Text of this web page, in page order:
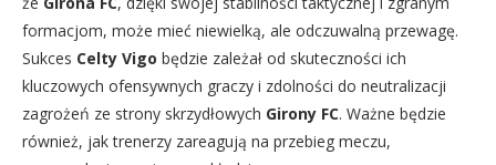
formacjom, może mieć niewielką, ale odczuwalną przewagę.
Sukces Celty Vigo będzie zależał od skuteczności ich
kluczowych ofensywnych graczy i zdolności do neutralizacji
zagrożeń ze strony skrzydłowych Girony FC. Ważne będzie
również, jak trenerzy zareagują na przebieg meczu,